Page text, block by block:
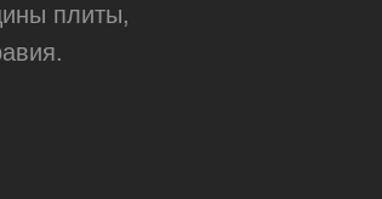
плиты,